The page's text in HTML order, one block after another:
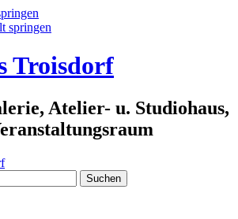
springen
Troisdorf
Atelier- u. Studiohaus,